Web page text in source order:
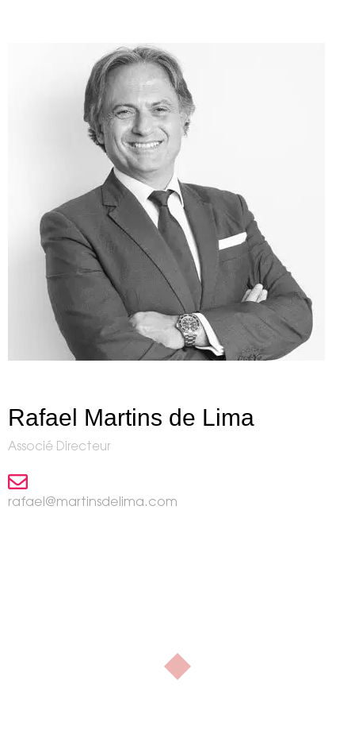
Rafael Martins de Lima
Associé Directeur
rafael@martinsdelima.com